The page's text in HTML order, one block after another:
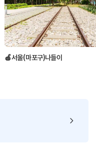
🍎서울(마포구)나들이